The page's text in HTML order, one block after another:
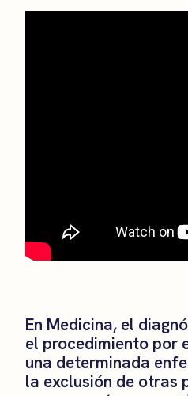
En Medicina, el
el procedimiento por
una determinada
la exclusión de otras